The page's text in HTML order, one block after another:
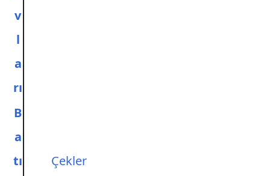
v
l
a
rı
B
a
tı
Çekler